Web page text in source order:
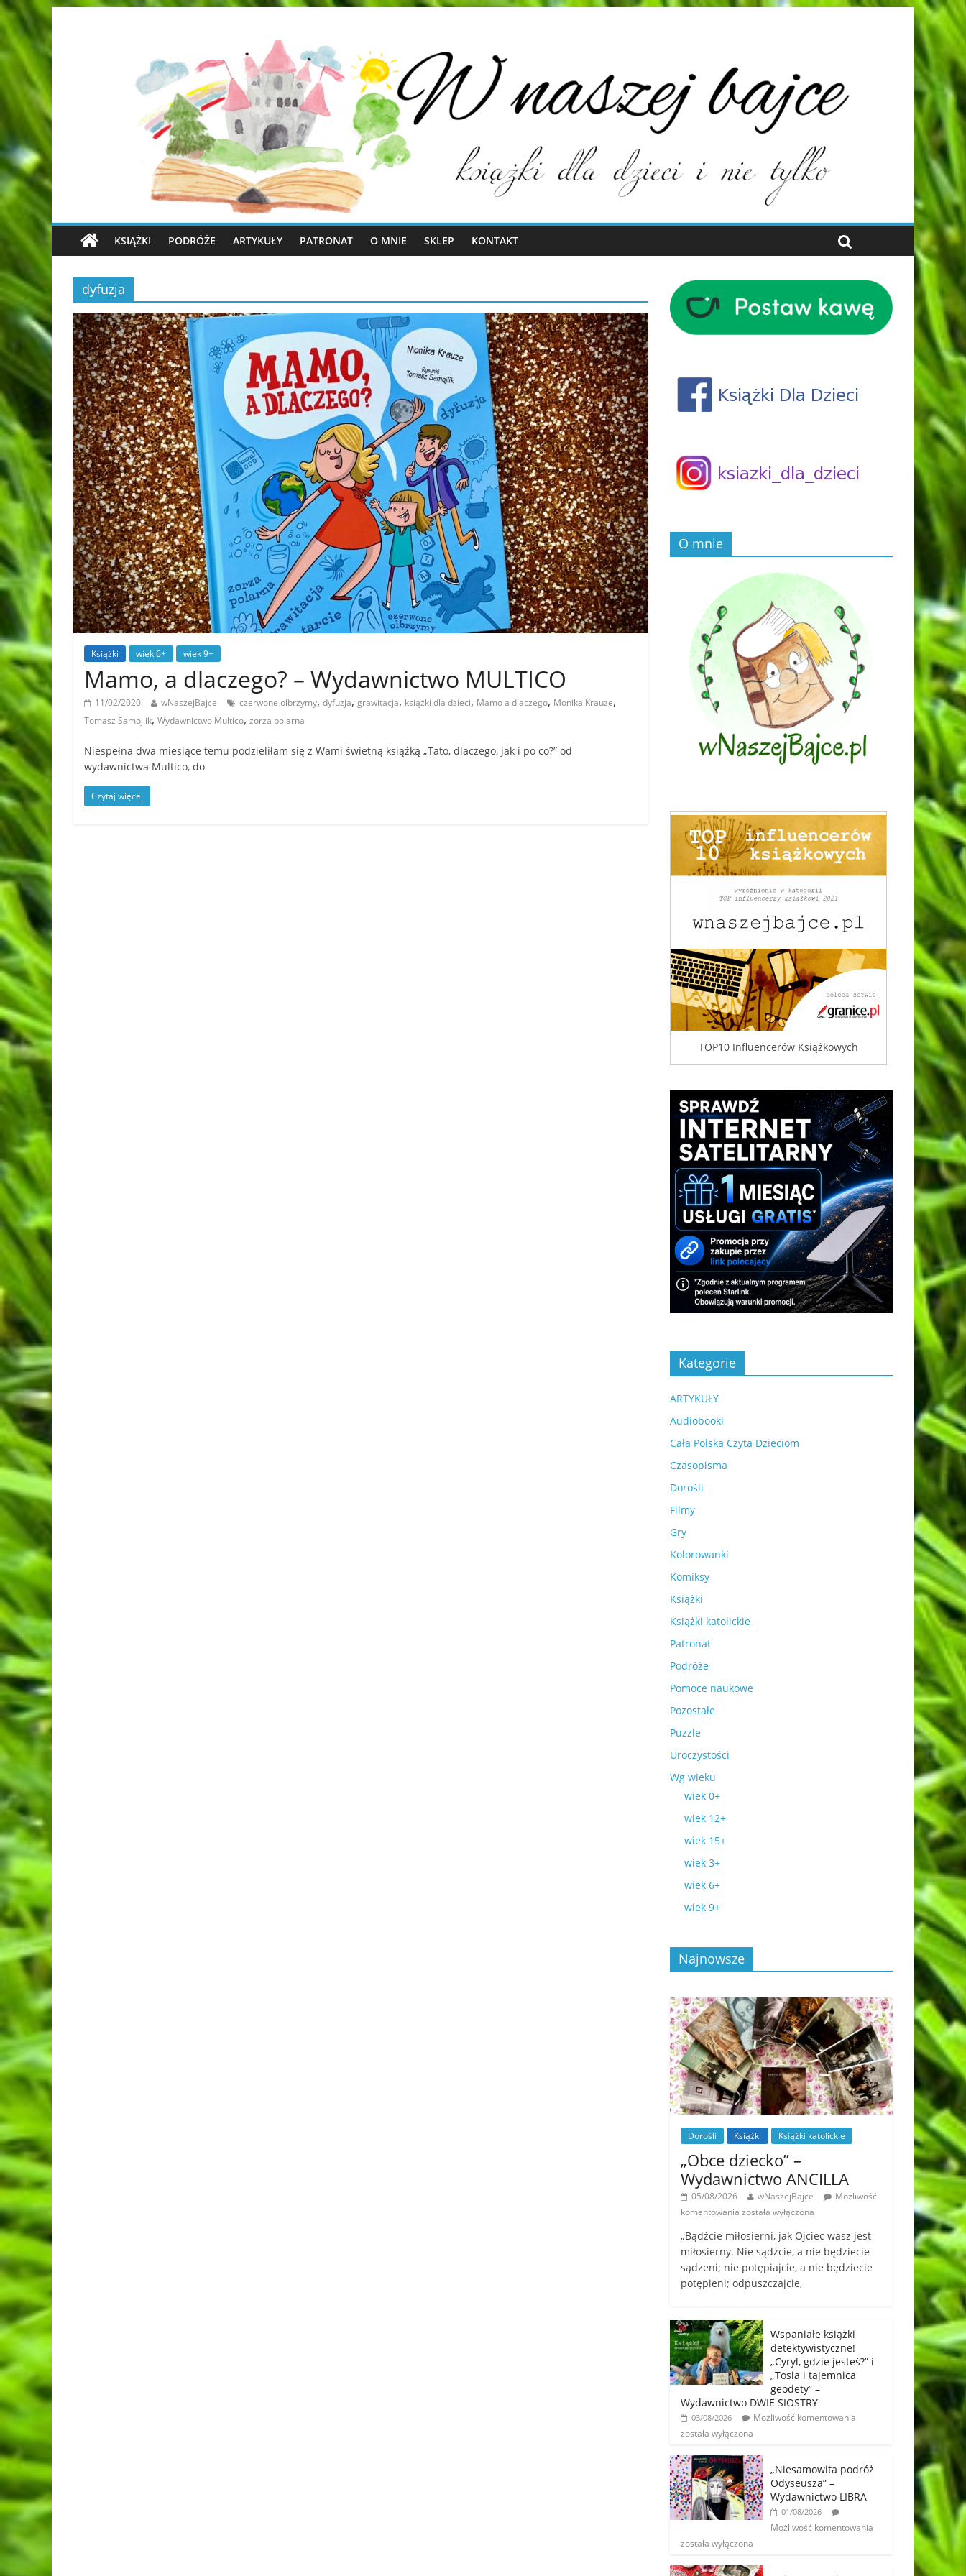
KSIĄŻKI PODRÓŻE ARTYKUŁY PATRONAT O MNIE SKLEP KONTAKT
dyfuzja
Książki wiek 6+ wiek 9+
Mamo, a dlaczego? – Wydawnictwo MULTICO
11/02/2020 wNaszejBajce czerwone olbrzymy, dyfuzja, grawitacja, książki dla dzieci, Mamo a dlaczego, Monika Krauze,
Tomasz Samojlik, Wydawnictwo Multico, zorza polarna
Niespełna dwa miesiące temu podzieliłam się z Wami świetną książką „Tato, dlaczego, jak i po co?” od
wydawnictwa Multico, do
Czytaj więcej
O mnie
TOP10 Influencerów Książkowych
Kategorie
ARTYKUŁY
Audiobooki
Cała Polska Czyta Dzieciom
Czasopisma
Dorośli
Filmy
Gry
Kolorowanki
Komiksy
Książki
Książki katolickie
Patronat
Podróże
Pomoce naukowe
Pozostałe
Puzzle
Uroczystości
Wg wieku
wiek 0+
wiek 12+
wiek 15+
wiek 3+
wiek 6+
wiek 9+
Najnowsze
Dorośli Książki Książki katolickie
„Obce dziecko” –
Wydawnictwo ANCILLA
05/08/2026 wNaszejBajce
Możliwość
komentowania została wyłączona
„Bądźcie miłosierni, jak Ojciec wasz jest
miłosierny. Nie sądźcie, a nie będziecie
sądzeni; nie potępiajcie, a nie będziecie
potępieni; odpuszczajcie,
Wspaniałe książki
detektywistyczne!
„Cyryl, gdzie jesteś?” i
„Tosia i tajemnica
geodety” –
Wydawnictwo DWIE SIOSTRY
03/08/2026
Możliwość komentowania
została wyłączona
„Niesamowita podróż
Odyseusza” –
Wydawnictwo LIBRA
01/08/2026
Możliwość komentowania
została wyłączona